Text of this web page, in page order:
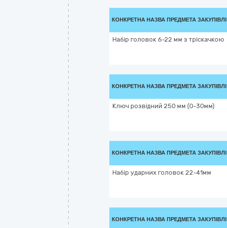
КОНКРЕТНА НАЗВА ПРЕДМЕТА ЗАКУПІВЛІ
Набір головок 6-22 мм з тріскачкою
КОНКРЕТНА НАЗВА ПРЕДМЕТА ЗАКУПІВЛІ
Ключ розвідний 250 мм (0-30мм)
КОНКРЕТНА НАЗВА ПРЕДМЕТА ЗАКУПІВЛІ
Набір ударних головок 22-41мм
КОНКРЕТНА НАЗВА ПРЕДМЕТА ЗАКУПІВЛІ